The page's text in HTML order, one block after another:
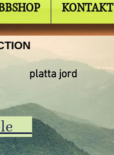
KONTAKT
platta jord